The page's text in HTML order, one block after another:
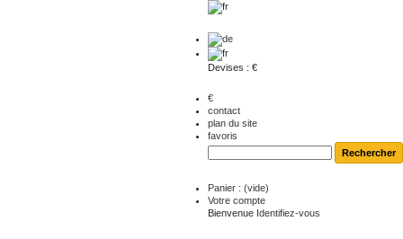
Devises : €
€
contact
plan du site
favoris
Panier : (vide)
Votre compte
Bienvenue Identifiez-vous